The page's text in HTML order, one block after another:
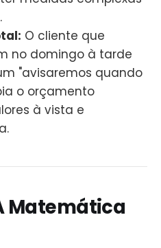
O cliente que
no domingo à tarde
"avisaremos quando
o orçamento
à vista e
Matemática